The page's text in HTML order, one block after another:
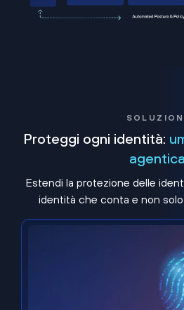
Proteggi ogni identità:
agentica
Estendi la protezione delle
identità che conta e non solo